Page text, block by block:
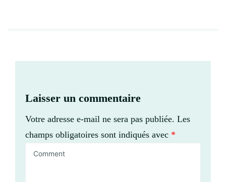
Laisser un commentaire
Votre adresse e-mail ne sera pas publiée. Les
champs obligatoires sont indiqués avec *